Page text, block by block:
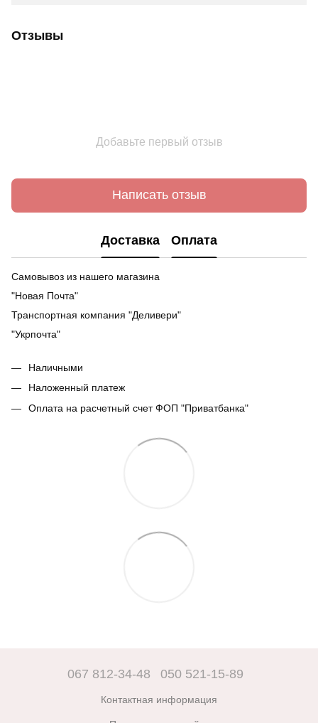
Отзывы
Добавьте первый отзыв
Написать отзыв
Доставка Оплата
Самовывоз из нашего магазина
"Новая Почта"
Транспортная компания "Деливери"
"Укрпочта"
Наличными
Наложенный платеж
Оплата на расчетный счет ФОП "Приватбанка"
067 812-34-48 050 521-15-89
Контактная информация